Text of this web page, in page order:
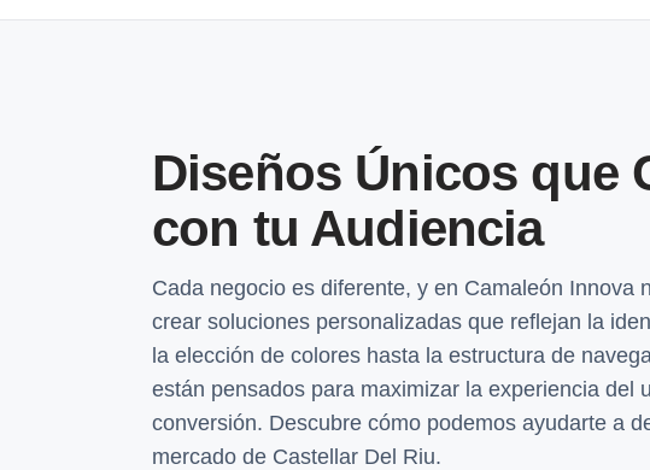
Diseños Únicos que
con tu Audiencia
Cada negocio es diferente, y en Camaleón Innova
crear soluciones personalizadas que reflejan la
la elección de colores hasta la estructura de
están pensados para maximizar la experiencia del
conversión. Descubre cómo podemos ayudarte a
mercado de Castellar Del Riu.